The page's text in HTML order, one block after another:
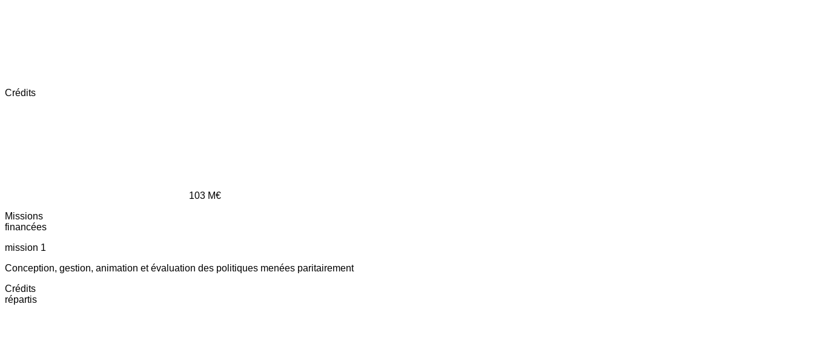
Crédits
103 M€
Missions
financées
mission 1
Conception, gestion, animation et évaluation des politiques menées paritairement
Crédits
répartis